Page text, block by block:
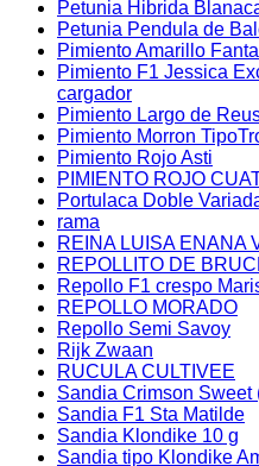
Petunia Hibrida
Petunia Pendula de
Pimiento Amarillo
Pimiento F1 Jessica
cargador
Pimiento Largo de
Pimiento Morron
Pimiento Rojo Asti
PIMIENTO ROJO
Portulaca Doble
rama
REINA LUISA ENANA
REPOLLITO DE
Repollo F1 crespo
REPOLLO MORADO
Repollo Semi Savoy
Rijk Zwaan
RUCULA CULTIVEE
Sandia Crimson Sweet
Sandia F1 Sta Matilde
Sandia Klondike 10 g
Sandia tipo Klondike